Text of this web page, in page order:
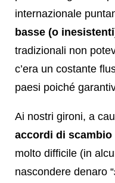
internazionale
basse (o
tradizionali non
c’era un costante
paesi poiché
Ai nostri gironi, a
accordi di
molto difficile (in
nascondere denaro “